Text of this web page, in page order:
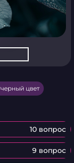
черный цвет
10 вопрос
9 вопрос